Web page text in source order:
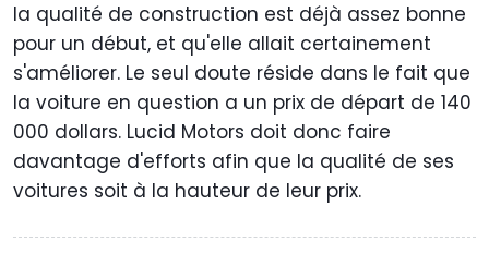
la qualité de construction est déjà assez bonne
pour un début, et qu'elle allait certainement
s'améliorer. Le seul doute réside dans le fait que
la voiture en question a un prix de départ de 140
000 dollars. Lucid Motors doit donc faire
davantage d'efforts afin que la qualité de ses
voitures soit à la hauteur de leur prix.